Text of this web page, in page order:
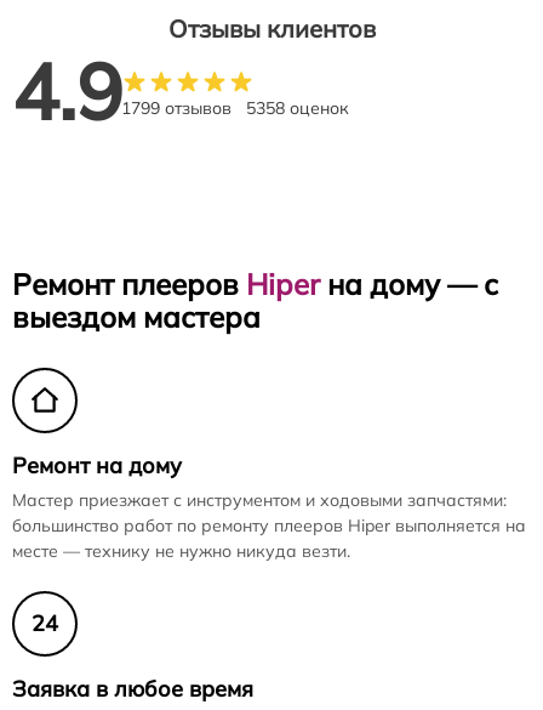
Отзывы клиентов
4.91799 отзывов 5358 оценок
Ремонт плееров Hiperна дому — с
выездом мастера
Ремонт на дому
Мастер приезжает с инструментом и ходовыми запчастями:
большинство работ по ремонту плееров Hiper выполняется на
месте — технику не нужно никуда везти.
24
Заявка в любое время